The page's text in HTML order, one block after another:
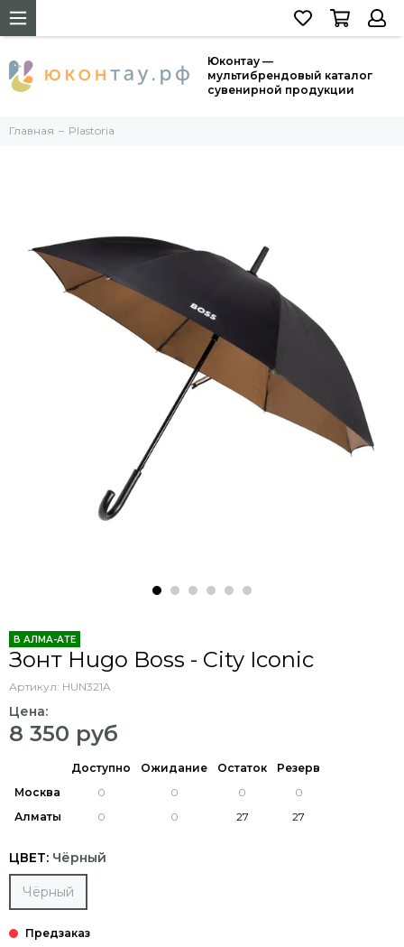
Юконтау —
мультибрендовый каталог
сувенирной продукции
Главная Plastoria
В АЛМА-АТЕ
Зонт Hugo Boss - City Iconic
Артикул: HUN321A
Цена:
8 350 руб
Доступно Ожидание Остаток
Резерв
Москва
Алматы
ЦВЕТ: Чёрный
Чёрный